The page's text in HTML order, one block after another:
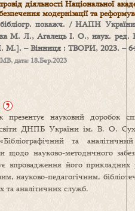
діяльності Національної
модернізації та
покажч. / НАПН
М. Л., Агалець І. О., наук. ред.
М.]. – Вінниця : ТВОРИ, 2023. –
дата: 18.Бер.2023
презентує науковий доробок
ДНПБ України ім. В. О.
та
щодо науково-методичного
впровадження його прикладних
науково-педагогічним,
та аналітичних служб.